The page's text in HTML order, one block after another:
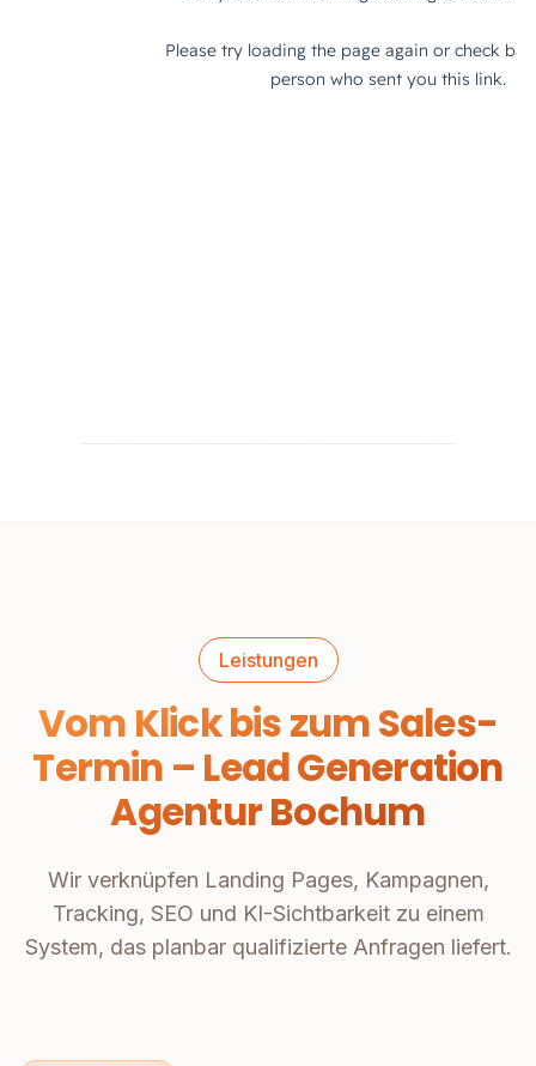
Leistungen
Vom Klick bis zum Sales-
Termin – Lead Generation
Agentur Bochum
Wir verknüpfen Landing Pages, Kampagnen,
Tracking, SEO und KI-Sichtbarkeit zu einem
System, das planbar qualifizierte Anfragen liefert.